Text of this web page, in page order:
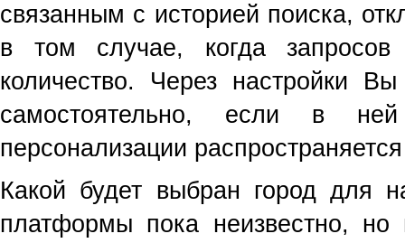
связанным с историей поиска,
в том случае, когда запросов
количество. Через настройки
самостоятельно, если в
персонализации
Какой будет выбран город для
платформы пока неизвестно, но